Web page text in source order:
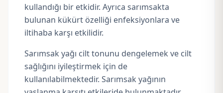
kullandığı bir etkidir. Ayrıca sarımsakta
bulunan kükürt özelliği enfeksiyonlara ve
iltihaba karşı etkilidir.
Sarımsak yağı cilt tonunu dengelemek ve cilt
sağlığını iyileştirmek için de
kullanılabilmektedir. Sarımsak yağının